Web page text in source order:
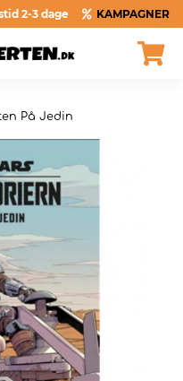
2-3 dage KAMPAGNER
På Jedin